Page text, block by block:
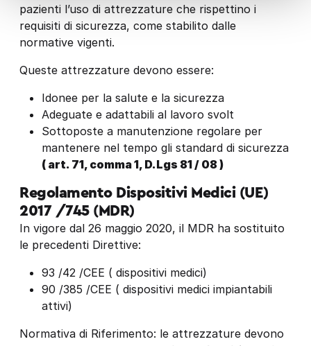
pazienti l’uso di attrezzature che rispettino i
requisiti di sicurezza, come stabilito dalle
normative vigenti.
Queste attrezzature devono essere:
Idonee per la salute e la sicurezza
Adeguate e adattabili al lavoro svolt
Sottoposte a manutenzione regolare per
mantenere nel tempo gli standard di sicurezza
( art. 71, comma 1, D.Lgs 81 / 08 )
Regolamento Dispositivi Medici (UE)
2017 /745 (MDR)
In vigore dal 26 maggio 2020, il MDR ha sostituito
le precedenti Direttive:
93 /42 /CEE ( dispositivi medici)
90 /385 /CEE ( dispositivi medici impiantabili
attivi)
Normativa di Riferimento: le attrezzature devono